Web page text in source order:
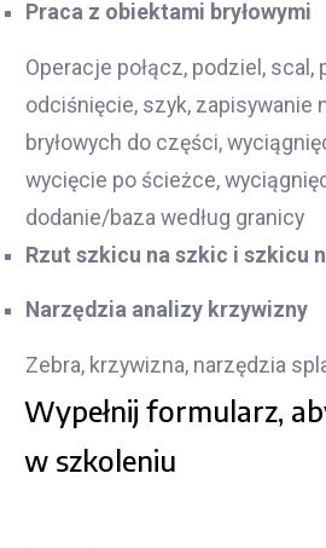
Praca z obiektami bryłowymi
Operacje połącz, podziel, scal,
odciśnięcie, szyk, zapisywanie
bryłowych do części,
wycięcie po ścieżce,
dodanie/baza według granicy
Rzut szkicu na szkic i szkicu
Narzędzia analizy krzywizny
Zebra, krzywizna, narzędzia
Wypełnij formularz,
w szkoleniu